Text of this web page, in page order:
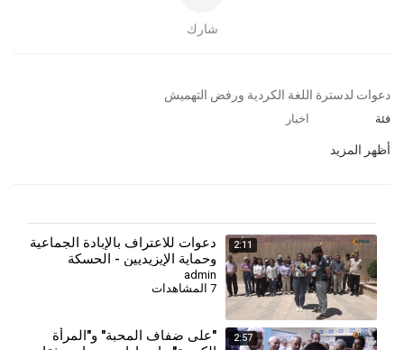
شارك
⁣دعوات لدسترة اللغة الكردية ورفض التهميش
فئة اخبار
أظهر المزيد
2:11
دعوات للاعتراف بالإبادة الجماعية
وحماية الإيزيديين - الحسكة
admin
7 المشاهدات
2:57
⁣"على ضفاف المحبة" و"المرأة